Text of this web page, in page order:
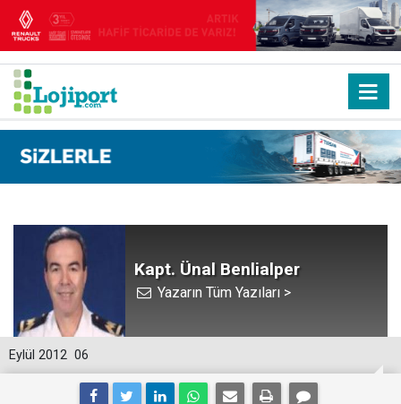
Kapt. Ünal Benlialper
Yazarın Tüm Yazıları >
06
Eylül 2012